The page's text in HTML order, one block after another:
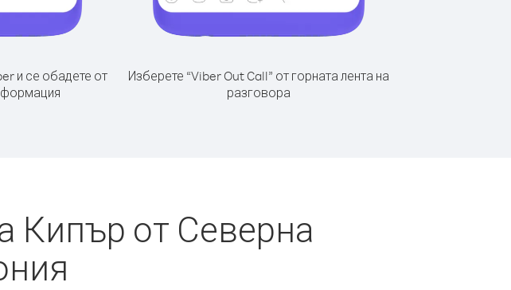
и се обадете от
Изберете “Viber Out Call” от горната лента на
разговора
Кипър от Северна